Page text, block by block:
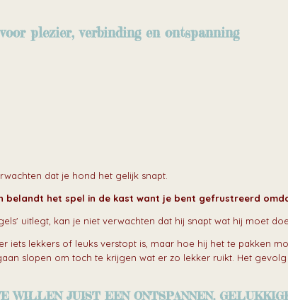
plezier, verbinding en ontspanning
dat je hond het gelijk snapt.
belandt het spel in de kast want je bent gefrustreerd
uitlegt, kan je niet verwachten dat hij snapt wat hij moet
iets lekkers of leuks verstopt is, maar hoe hij het te pakken
slopen om toch te krijgen wat er zo lekker ruikt. Het
WILLEN JUIST EEN ONTSPANNEN,